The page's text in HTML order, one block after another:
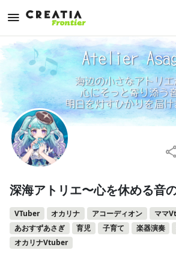
深海アトリエ〜心を休める音
VTuber オカリナ アコーディオン
ママ
あおすずあさぎ
育児 子育て 楽器演奏
オカリナVtuber